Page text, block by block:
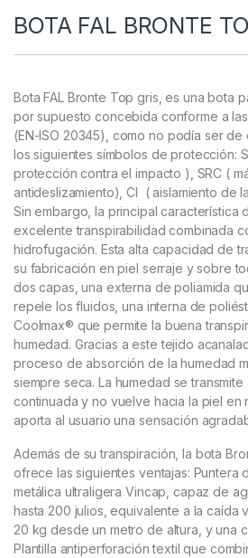
BOTA FAL BRONTE
Bota FAL Bronte Top gris, es una bota
por supuesto concebida conforme a
(EN-ISO 20345), como no podía ser de
los siguientes símbolos de protección:
protección contra el impacto ), SRC (
antideslizamiento), CI ( aislamiento de
Sin embargo, la principal característica
excelente transpirabilidad combinada
hidrofugación. Esta alta capacidad de
su fabricación en piel serraje y sobre
dos capas, una externa de poliamida
repele los fluidos, una interna de
Coolmax® que permite la buena
humedad. Gracias a este tejido
proceso de absorción de la humedad
siempre seca. La humedad se
continuada y no vuelve hacia la piel en
aporta al usuario una sensación
Además de su transpiración, la bota
ofrece las siguientes ventajas: Puntera
metálica ultraligera Vincap, capaz de
hasta 200 julios, equivalente a la caída
20 kg desde un metro de altura, y una
Plantilla antiperforación textil que